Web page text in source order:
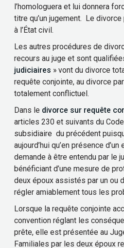
l’homologuera et lui donnera
titre qu’un jugement. Le
à l’État civil.
Les autres procédures de
recours au juge et sont
judiciaires » vont du divorce
requête conjointe, au divorce
totalement conflictuel.
Dans le divorce sur requête
articles 230 et suivants du
subsidiaire du précédent
aujourd’hui qu’en présence
demande à être entendu par le
bénéficiant d’une mesure de
deux époux assistés par un ou
régler amiablement tous les
Lorsque la requête conjointe
convention réglant les
prête, elle est présentée au
Familiales par les deux époux